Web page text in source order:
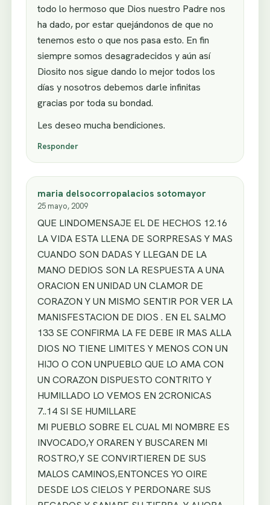
todo lo hermoso que Dios nuestro Padre nos
ha dado, por estar quejándonos de que no
tenemos esto o que nos pasa esto. En fin
siempre somos desagradecidos y aún así
Diosito nos sigue dando lo mejor todos los
días y nosotros debemos darle infinitas
gracias por toda su bondad.
Les deseo mucha bendiciones.
Responder
maria delsocorropalacios sotomayor
25 mayo, 2009
QUE LINDOMENSAJE EL DE HECHOS 12.16
LA VIDA ESTA LLENA DE SORPRESAS Y MAS
CUANDO SON DADAS Y LLEGAN DE LA
MANO DEDIOS SON LA RESPUESTA A UNA
ORACION EN UNIDAD UN CLAMOR DE
CORAZON Y UN MISMO SENTIR POR VER LA
MANISFESTACION DE DIOS . EN EL SALMO
133 SE CONFIRMA LA FE DEBE IR MAS ALLA
DIOS NO TIENE LIMITES Y MENOS CON UN
HIJO O CON UNPUEBLO QUE LO AMA CON
UN CORAZON DISPUESTO CONTRITO Y
HUMILLADO LO VEMOS EN 2CRONICAS
7..14 SI SE HUMILLARE
MI PUEBLO SOBRE EL CUAL MI NOMBRE ES
INVOCADO,Y ORAREN Y BUSCAREN MI
ROSTRO,Y SE CONVIRTIEREN DE SUS
MALOS CAMINOS,ENTONCES YO OIRE
DESDE LOS CIELOS Y PERDONARE SUS